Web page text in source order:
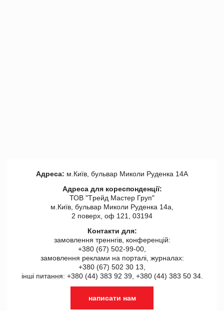
Адреса: м.Київ, бульвар Миколи Руденка 14А
Адреса для кореспонденції:
ТОВ "Tрейд Мастер Груп"
м.Київ, бульвар Миколи Руденка 14а,
2 поверх, оф 121, 03194
Контакти для:
замовлення треннгів, конференцій:
+380 (67) 502-99-00,
замовлення реклами на порталі, журналах:
+380 (67) 502 30 13,
інші питання: +380 (44) 383 92 39, +380 (44) 383 50 34.
написати нам